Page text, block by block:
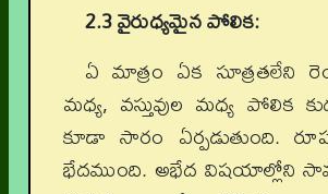
2.3 వైరుధ్యమైన పోలిక:
ఏ మాత్రం ఏక సూత్రతలేని
మధ్య, వస్తువుల మధ్య పోలిక
కూడా సారం ఏర్పడుతుంది.
భేదముంది. అభేద విషయాల్లోని